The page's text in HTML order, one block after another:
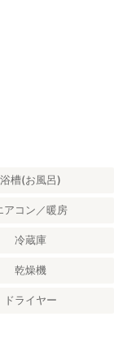
浴槽(お風呂)
アコン／暖房
冷蔵庫
乾燥機
ドライヤー